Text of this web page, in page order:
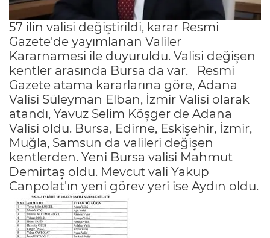
57 ilin valisi değiştirildi, karar Resmi
Gazete'de yayımlanan Valiler
Kararnamesi ile duyuruldu. Valisi değişen
kentler arasında Bursa da var. Resmi
Gazete atama kararlarına göre, Adana
Valisi Süleyman Elban, İzmir Valisi olarak
atandı, Yavuz Selim Köşger de Adana
Valisi oldu. Bursa, Edirne, Eskişehir, İzmir,
Muğla, Samsun da valileri değişen
kentlerden. Yeni Bursa valisi Mahmut
Demirtaş oldu. Mevcut vali Yakup
Canpolat'ın yeni görev yeri ise Aydın oldu.